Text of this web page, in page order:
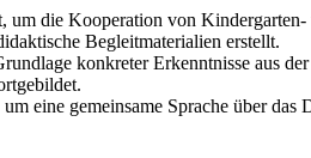
um die Kooperation von
Begleitmaterialien erstellt.
konkreter Erkenntnisse aus
eine gemeinsame Sprache über